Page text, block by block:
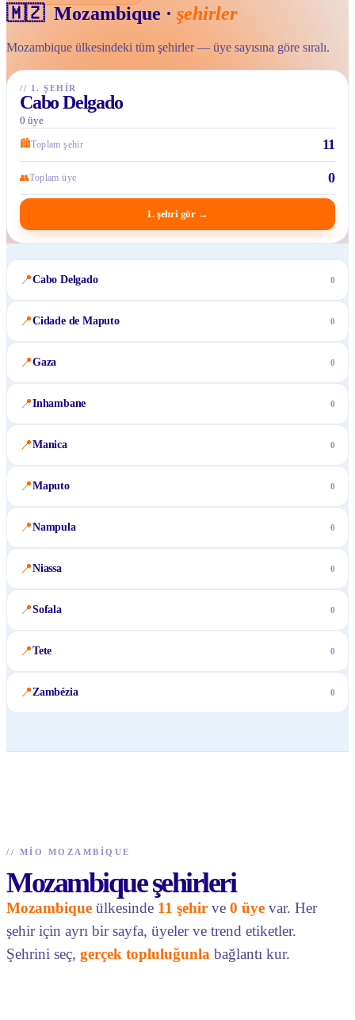
🇲🇿 Mozambique · şehirler
Mozambique ülkesindeki tüm şehirler — üye sayısına göre sıralı.
// 1. ŞEHIR
Cabo Delgado
0 üye
🏙Toplam şehir 11
👥Toplam üye 0
1. şehri gör →
📍Cabo Delgado 0
📍Cidade de Maputo 0
📍Gaza 0
📍Inhambane 0
📍Manica 0
📍Maputo 0
📍Nampula 0
📍Niassa 0
📍Sofala 0
📍Tete 0
📍Zambézia 0
// MIO MOZAMBIQUE
Mozambique şehirleri
Mozambique ülkesinde 11 şehir ve 0 üye var. Her
şehir için ayrı bir sayfa, üyeler ve trend etiketler.
Şehrini seç, gerçek topluluğunla bağlantı kur.